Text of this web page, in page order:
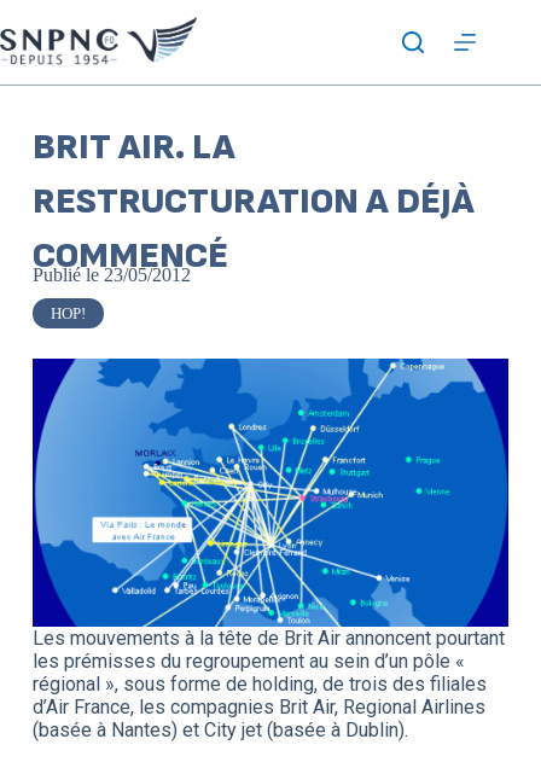
BRIT AIR. LA
RESTRUCTURATION A DÉJÀ
COMMENCÉ
Publié le 23/05/2012
HOP!
Les mouvements à la tête de Brit Air annoncent pourtant
les prémisses du regroupement au sein d’un pôle «
régional », sous forme de holding, de trois des filiales
d’Air France, les compagnies Brit Air, Regional Airlines
(basée à Nantes) et City jet (basée à Dublin).